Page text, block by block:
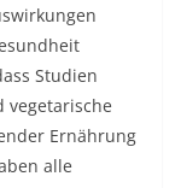
Studien
vegetarische
Ernährung
alle